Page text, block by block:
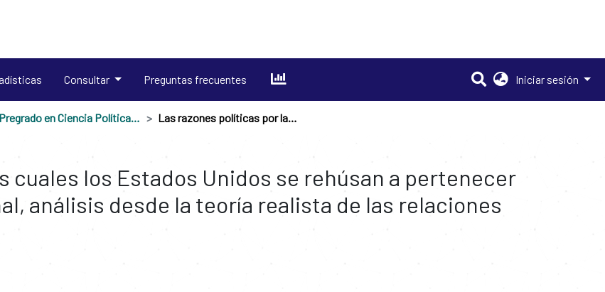
Consultar Preguntas frecuentes Iniciar sesión
Pregrado en Ciencia Política y Gobierno Las razones políticas por las cuales los Estados Unidos se rehúsan a pertenecer a la Corte Penal Internacional, análisis desde la teoría realista de las relaciones internacionales.
cuales los Estados Unidos se rehúsan a pertenecer
análisis desde la teoría realista de las relaciones